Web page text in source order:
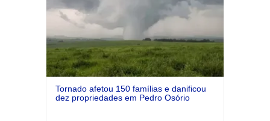
Tornado afetou 150 famílias e danificou
dez propriedades em Pedro Osório